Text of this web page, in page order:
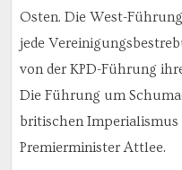
Osten. Die West-
jede
von der KPD-Führung
Die Führung um
britischen Imperialismus
Premierminister Attlee.